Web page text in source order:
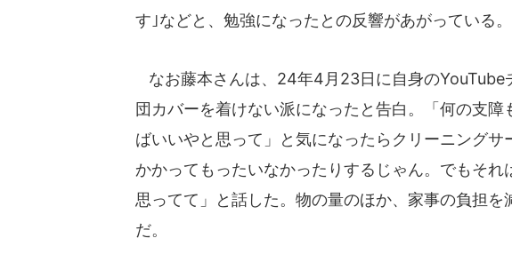
す｣などと、勉強になったとの反響があがっている。
なお藤本さんは、24年4月23日に自身のYouTube
団カバーを着けない派になったと告白。「何の支
ばいいやと思って」と気になったらクリーニング
かかってもったいなかったりするじゃん。でもそれ
思ってて」と話した。物の量のほか、家事の負担を
だ。